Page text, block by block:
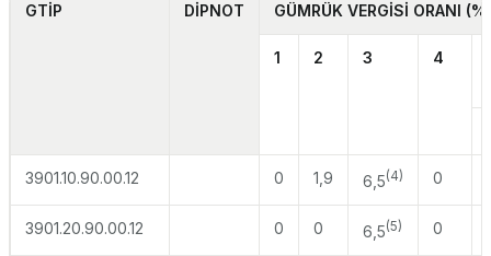
GTİP DİPNOT GÜMRÜK VERGİSİ ORANI (%)
1 2 3 4
3901.10.90.00.12 0 1,9 6,5(4) 0
3901.20.90.00.12 0 0 6,5(5) 0